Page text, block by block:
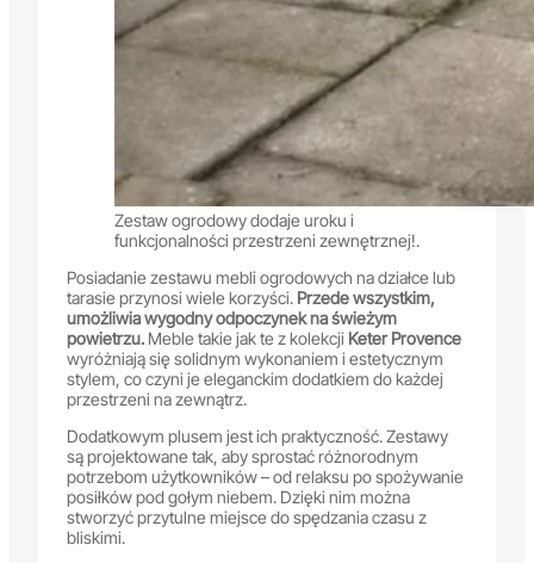
Zestaw ogrodowy dodaje uroku i
funkcjonalności przestrzeni zewnętrznej!.
Posiadanie zestawu mebli ogrodowych na działce lub
tarasie przynosi wiele korzyści. Przede wszystkim,
umożliwia wygodny odpoczynek na świeżym
powietrzu. Meble takie jak te z kolekcji Keter Provence
wyróżniają się solidnym wykonaniem i estetycznym
stylem, co czyni je eleganckim dodatkiem do każdej
przestrzeni na zewnątrz.
Dodatkowym plusem jest ich praktyczność. Zestawy
są projektowane tak, aby sprostać różnorodnym
potrzebom użytkowników – od relaksu po spożywanie
posiłków pod gołym niebem. Dzięki nim można
stworzyć przytulne miejsce do spędzania czasu z
bliskimi.